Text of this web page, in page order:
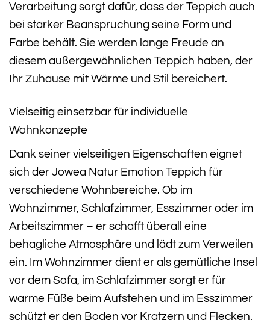
Verarbeitung sorgt dafür, dass der Teppich auch
bei starker Beanspruchung seine Form und
Farbe behält. Sie werden lange Freude an
diesem außergewöhnlichen Teppich haben, der
Ihr Zuhause mit Wärme und Stil bereichert.
Vielseitig einsetzbar für individuelle
Wohnkonzepte
Dank seiner vielseitigen Eigenschaften eignet
sich der Jowea Natur Emotion Teppich für
verschiedene Wohnbereiche. Ob im
Wohnzimmer, Schlafzimmer, Esszimmer oder im
Arbeitszimmer – er schafft überall eine
behagliche Atmosphäre und lädt zum Verweilen
ein. Im Wohnzimmer dient er als gemütliche Insel
vor dem Sofa, im Schlafzimmer sorgt er für
warme Füße beim Aufstehen und im Esszimmer
schützt er den Boden vor Kratzern und Flecken.